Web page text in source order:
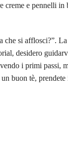
e pennelli in
si afflosci?”.
desidero
i primi passi,
buon tè,